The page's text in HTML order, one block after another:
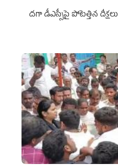
దగా డీఎస్సీపై పోటెత్తిన దీక్షలు